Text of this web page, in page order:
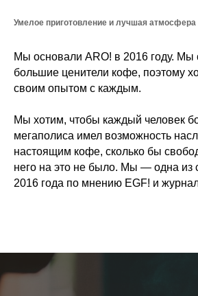
Умелое приготовление и лучшая атмосфера
Мы основали ARO! в 2016 году. Мы
большие ценители кофе, поэтому
своим опытом с каждым.
Мы хотим, чтобы каждый человек
мегаполиса имел возможность
настоящим кофе, сколько бы
него на это не было. Мы — одна из
2016 года по мнению EGF! и